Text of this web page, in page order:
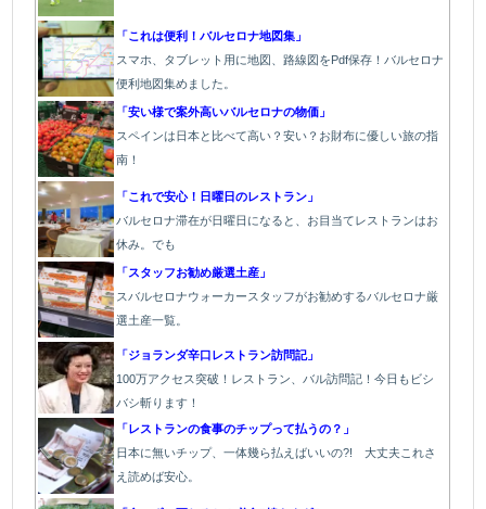
「これは便利！バルセロナ地図集」
スマホ、タブレット用に地図、路線図をPdf保存！バルセロナ
便利地図集めました。
「安い様で案外高いバルセロナの物価」
スペインは日本と比べて高い？安い？お財布に優しい旅の指
南！
「これで安心！日曜日のレストラン」
バルセロナ滞在が日曜日になると、お目当てレストランはお
休み。でも
「スタッフお勧め厳選土産」
スバルセロナウォーカースタッフがお勧めするバルセロナ厳
選土産一覧。
「ジョランダ辛口レストラン訪問記」
100万アクセス突破！レストラン、バル訪問記！今日もビシ
バシ斬ります！
「レストランの食事のチップって払うの？」
日本に無いチップ、一体幾ら払えばいいの?! 大丈夫これさ
え読めば安心。